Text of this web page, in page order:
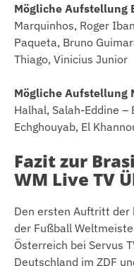
Mögliche Aufstellung
Marquinhos, Roger
Paqueta, Bruno
Thiago, Vinicius Junior
Mögliche Aufstellung
Halhal, Salah-Eddine
Echghouyab, El
Fazit zur
WM Live TV
Den ersten Auftritt der
der Fußball
Österreich bei Servus
Deutschland im ZDF